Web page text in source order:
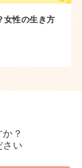
女性の生き方
？
さい